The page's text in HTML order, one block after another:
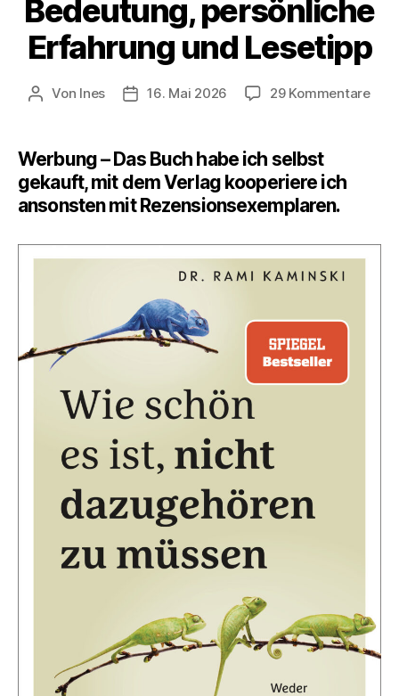
Bedeutung, persönliche
Erfahrung und Lesetipp
Beitragsautor
Von Ines Veröffentlichungsdatum
16. Mai 2026 29 Kommentarezu
Werbung – Das Buch habe ich selbst
gekauft, mit dem Verlag kooperiere ich
ansonsten mit Rezensionsexemplaren.